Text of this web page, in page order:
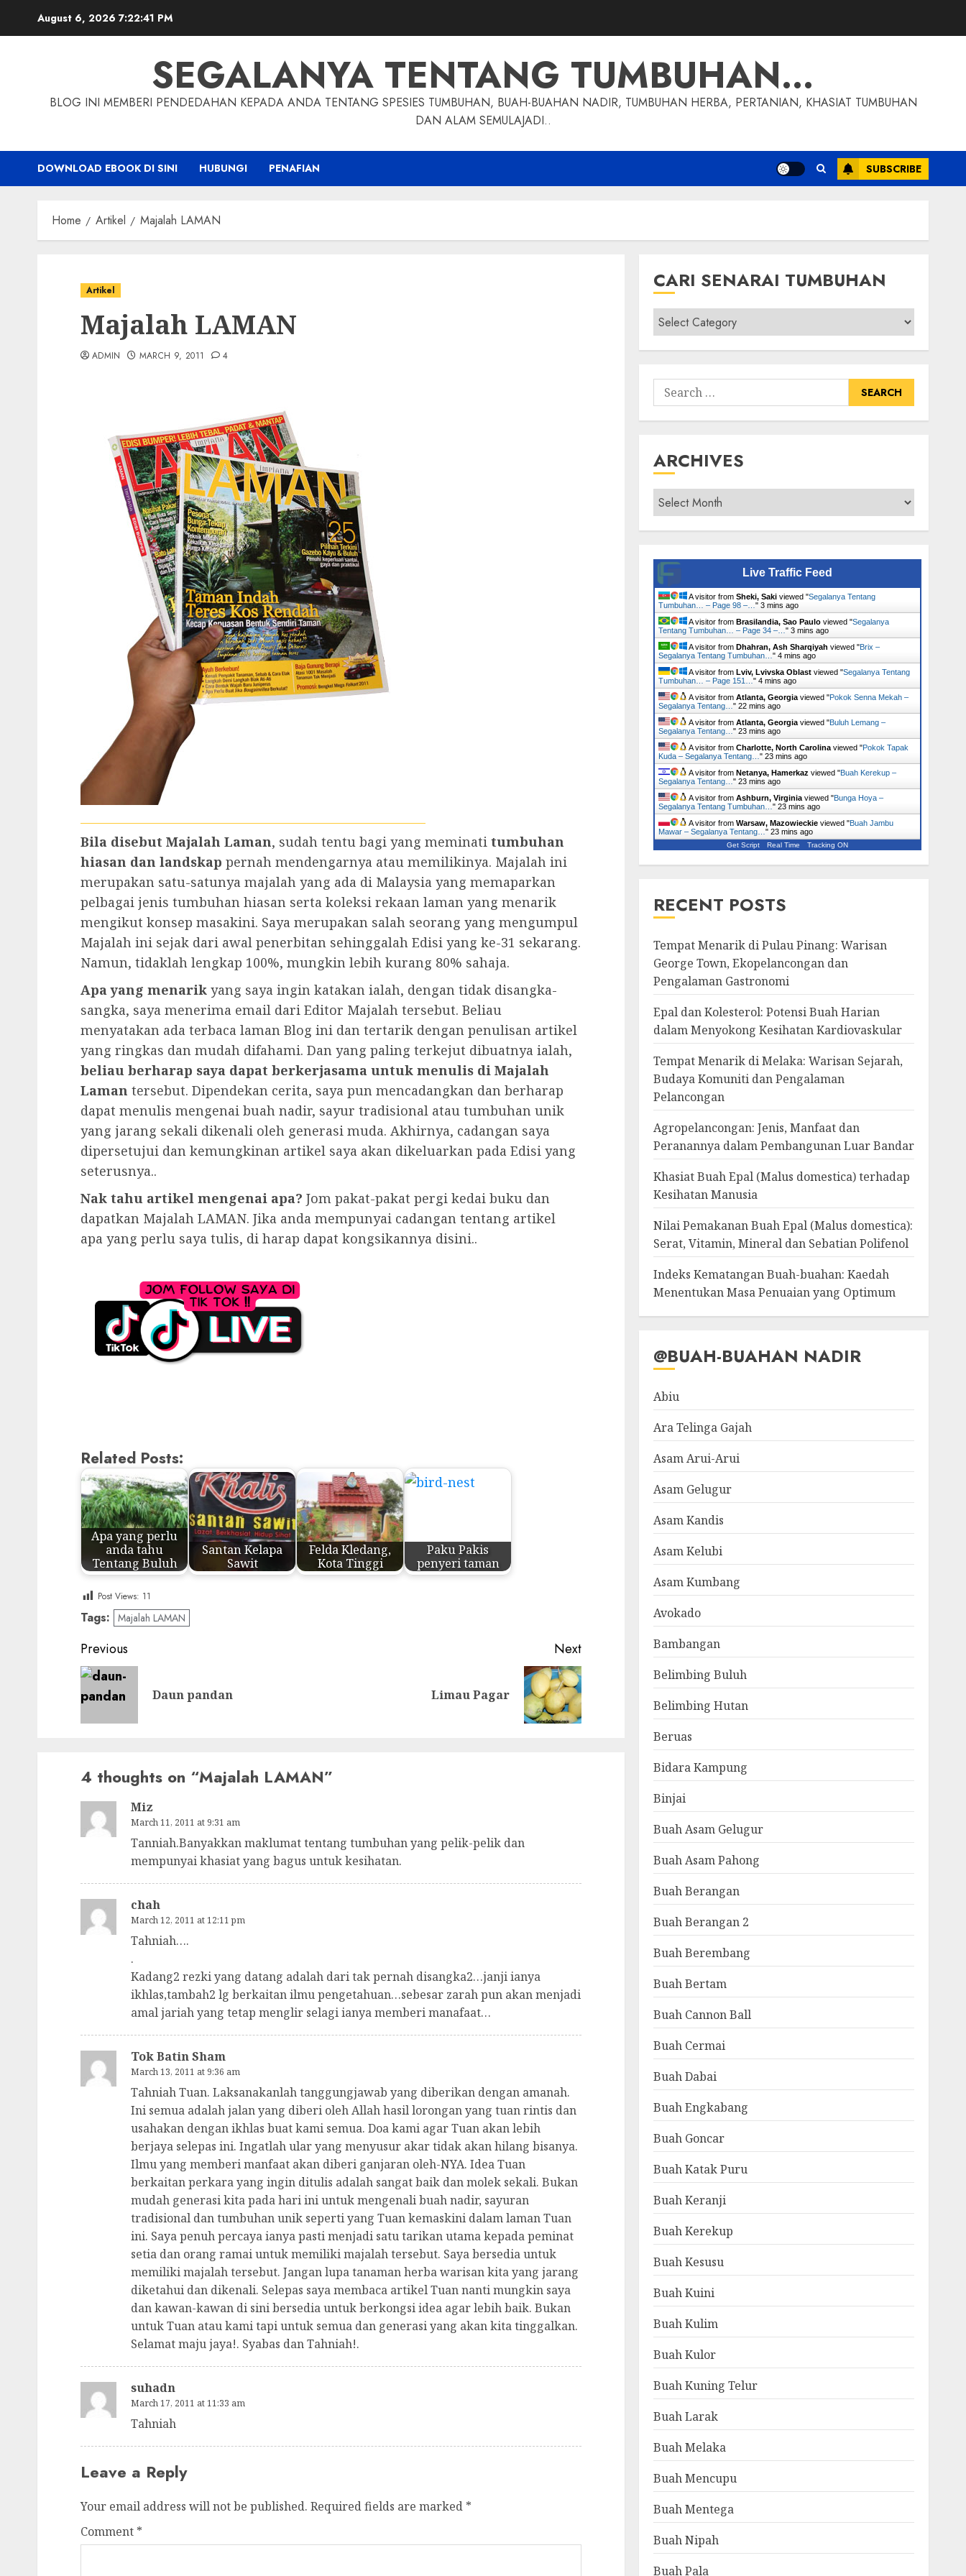
August 6, 2026 7:22:42 PM
SEGALANYA TENTANG TUMBUHAN…
BLOG INI MEMBERI PENDEDAHAN KEPADA ANDA TENTANG SPESIES TUMBUHAN, BUAH-BUAHAN NADIR, TUMBUHAN HERBA, PERTANIAN, KHASIAT TUMBUHAN
DAN ALAM SEMULAJADI..
DOWNLOAD EBOOK DI SINI HUBUNGI PENAFIAN SUBSCRIBE
Home Artikel Majalah LAMAN
Artikel
Majalah LAMAN
ADMIN MARCH 9, 2011 4
Bila disebut Majalah Laman, sudah tentu bagi yang meminati tumbuhan
hiasan dan landskap pernah mendengarnya atau memilikinya. Majalah ini
merupakan satu-satunya majalah yang ada di Malaysia yang memaparkan
pelbagai jenis tumbuhan hiasan serta koleksi rekaan laman yang menarik
mengikut konsep masakini. Saya merupakan salah seorang yang mengumpul
Majalah ini sejak dari awal penerbitan sehinggalah Edisi yang ke-31 sekarang.
Namun, tidaklah lengkap 100%, mungkin lebih kurang 80% sahaja.
Apa yang menarik yang saya ingin katakan ialah, dengan tidak disangka-
sangka, saya menerima email dari Editor Majalah tersebut. Beliau
menyatakan ada terbaca laman Blog ini dan tertarik dengan penulisan artikel
yang ringkas dan mudah difahami. Dan yang paling terkejut dibuatnya ialah,
beliau berharap saya dapat berkerjasama untuk menulis di Majalah
Laman tersebut. Dipendekan cerita, saya pun mencadangkan dan berharap
dapat menulis mengenai buah nadir, sayur tradisional atau tumbuhan unik
yang jarang sekali dikenali oleh generasi muda. Akhirnya, cadangan saya
dipersetujui dan kemungkinan artikel saya akan dikeluarkan pada Edisi yang
seterusnya..
Nak tahu artikel mengenai apa? Jom pakat-pakat pergi kedai buku dan
dapatkan Majalah LAMAN. Jika anda mempunyai cadangan tentang artikel
apa yang perlu saya tulis, di harap dapat kongsikannya disini..
Related Posts:
Apa yang perlu
anda tahu
Tentang Buluh
Santan Kelapa
Sawit
Felda Kledang,
Kota Tinggi
Paku Pakis
penyeri taman
Post Views: 11
Tags: Majalah LAMAN
Post
navigation
Previous
Daun pandan
Next
Limau Pagar
4 thoughts on “Majalah LAMAN”
Miz
March 11, 2011 at 9:31 am
Tanniah.Banyakkan maklumat tentang tumbuhan yang pelik-pelik dan
mempunyai khasiat yang bagus untuk kesihatan.
chah
March 12, 2011 at 12:11 pm
Tahniah….
.
Kadang2 rezki yang datang adalah dari tak pernah disangka2…janji ianya
ikhlas,tambah2 lg berkaitan ilmu pengetahuan…sebesar zarah pun akan menjadi
amal jariah yang tetap menglir selagi ianya memberi manafaat…
Tok Batin Sham
March 13, 2011 at 9:36 am
Tahniah Tuan. Laksanakanlah tanggungjawab yang diberikan dengan amanah.
Ini semua adalah jalan yang diberi oleh Allah hasil lorongan yang tuan rintis dan
usahakan dengan ikhlas buat kami semua. Doa kami agar Tuan akan lebih
berjaya selepas ini. Ingatlah ular yang menyusur akar tidak akan hilang bisanya.
Ilmu yang memberi manfaat akan diberi ganjaran oleh-NYA. Idea Tuan
berkaitan perkara yang ingin ditulis adalah sangat baik dan molek sekali. Bukan
mudah generasi kita pada hari ini untuk mengenali buah nadir, sayuran
tradisional dan tumbuhan unik seperti yang Tuan kemaskini dalam laman Tuan
ini. Saya penuh percaya ianya pasti menjadi satu tarikan utama kepada peminat
setia dan orang ramai untuk memiliki majalah tersebut. Saya bersedia untuk
memiliki majalah tersebut. Jangan lupa tanaman herba warisan kita yang jarang
diketahui dan dikenali. Selepas saya membaca artikel Tuan nanti mungkin saya
dan kawan-kawan di sini bersedia untuk berkongsi idea agar lebih baik. Bukan
untuk Tuan atau kami tapi untuk semua dan generasi yang akan kita tinggalkan.
Selamat maju jaya!. Syabas dan Tahniah!.
suhadn
March 17, 2011 at 11:33 am
Tahniah
Leave a Reply
Your email address will not be published. Required fields are marked *
Comment *
CARI SENARAI TUMBUHAN
Cari
Senarai
Tumbuhan
Search
for:
ARCHIVES
Archives
Live Traffic Feed
A visitor from Sheki, Sakiviewed "Segalanya Tentang
Tumbuhan… – Page 98 –… " 3 mins ago
A visitor from Brasilandia, Sao Pauloviewed "Segalanya
Tentang Tumbuhan… – Page 34 –… " 3 mins ago
A visitor from Dhahran, Ash Sharqiyah viewed "Brix –
Segalanya Tentang Tumbuhan… " 4 mins ago
A visitor from Lviv, Lvivska Oblastviewed "Segalanya Tentang
Tumbuhan… – Page 151… " 4 mins ago
A visitor from Atlanta, Georgiaviewed "Pokok Senna Mekah –
Segalanya Tentang… " 22 mins ago
A visitor from Atlanta, Georgiaviewed "Buluh Lemang –
Segalanya Tentang… " 23 mins ago
A visitor from Charlotte, North Carolinaviewed "Pokok Tapak
Kuda – Segalanya Tentang… " 23 mins ago
A visitor from Netanya, Hamerkaz viewed "Buah Kerekup –
Segalanya Tentang… " 23 mins ago
A visitor from Ashburn, Virginiaviewed "Bunga Hoya –
Segalanya Tentang Tumbuhan… " 23 mins ago
A visitor from Warsaw, Mazowieckieviewed "Buah Jambu
Mawar – Segalanya Tentang… " 23 mins ago
Get Script Real Time Tracking ON
RECENT POSTS
Tempat Menarik di Pulau Pinang: Warisan
George Town, Ekopelancongan dan
Pengalaman Gastronomi
Epal dan Kolesterol: Potensi Buah Harian
dalam Menyokong Kesihatan Kardiovaskular
Tempat Menarik di Melaka: Warisan Sejarah,
Budaya Komuniti dan Pengalaman
Pelancongan
Agropelancongan: Jenis, Manfaat dan
Peranannya dalam Pembangunan Luar Bandar
Khasiat Buah Epal (Malus domestica) terhadap
Kesihatan Manusia
Nilai Pemakanan Buah Epal (Malus domestica):
Serat, Vitamin, Mineral dan Sebatian Polifenol
Indeks Kematangan Buah-buahan: Kaedah
Menentukan Masa Penuaian yang Optimum
@BUAH-BUAHAN NADIR
Abiu
Ara Telinga Gajah
Asam Arui-Arui
Asam Gelugur
Asam Kandis
Asam Kelubi
Asam Kumbang
Avokado
Bambangan
Belimbing Buluh
Belimbing Hutan
Beruas
Bidara Kampung
Binjai
Buah Asam Gelugur
Buah Asam Pahong
Buah Berangan
Buah Berangan 2
Buah Berembang
Buah Bertam
Buah Cannon Ball
Buah Cermai
Buah Dabai
Buah Engkabang
Buah Goncar
Buah Katak Puru
Buah Keranji
Buah Kerekup
Buah Kesusu
Buah Kuini
Buah Kulim
Buah Kulor
Buah Kuning Telur
Buah Larak
Buah Melaka
Buah Mencupu
Buah Mentega
Buah Nipah
Buah Pala